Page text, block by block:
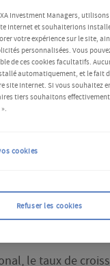
des
conjugué de
même si elle
de
1 % en 2023.
le taux de
Investment Managers,
Internet et souhaiterions
votre expérience sur le site,
personnalisées. Vous
de ces cookies facultatifs.
automatiquement, et le fait
site Internet. Si vous souhaitez
tiers souhaitons
Refuser les cookies
cookies